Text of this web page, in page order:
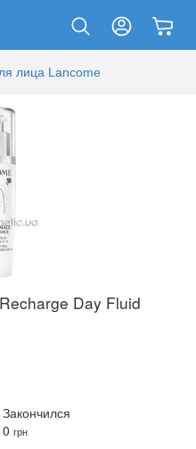
лица Lancome
Day Fluid
Закончился
0 грн